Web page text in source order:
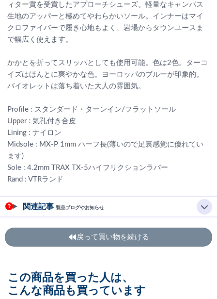
ィター賞を受賞したアプローチシューズ。軽量なキャンパス
生地のアッパーと極めてやわらかいソール。インナーはマイ
クロファイバーで履き心地もよく、岩場からタウンユースま
で幅広く使えます。
かかとを折ってスリッパとしても使用可能。色は2色。ターコ
イズはほんとに爽やかな色。ヨーロッパのブルーが印象的。
バイオレットは落ち着いた大人の雰囲気。
Profile : スタンダード・ターンイン/フラットソール
Upper : 気孔付き合皮
Lining : ナイロン
Midsole : MX-P 1mm ハーフ長(薄いので足裏感覚に優れてい
ます)
Sole : 4.2mm TRAX TX-5ハイフリクションラバー
Rand : VTRランド
関連記事 製品ブログやお知らせ
戻って買い物を続ける
この商品を買った人は、
こんな商品も買っています